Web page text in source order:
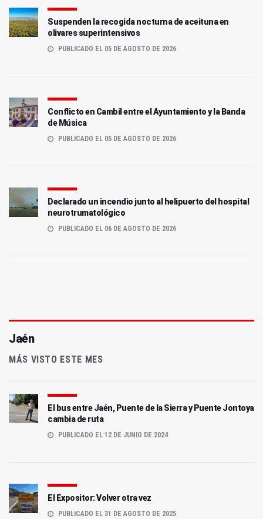
Suspenden la recogida nocturna de aceituna en
olivares superintensivos
PUBLICADO EL 05 DE AGOSTO DE 2026
Conflicto en Cambil entre el Ayuntamiento y la Banda
de Música
PUBLICADO EL 05 DE AGOSTO DE 2026
Declarado un incendio junto al helipuerto del hospital
neurotrumatológico
PUBLICADO EL 06 DE AGOSTO DE 2026
Jaén
MÁS VISTO ESTE MES
El bus entre Jaén, Puente de la Sierra y Puente Jontoya
cambia de ruta
PUBLICADO EL 12 DE JUNIO DE 2024
El Expositor: Volver otra vez
PUBLICADO EL 31 DE AGOSTO DE 2025